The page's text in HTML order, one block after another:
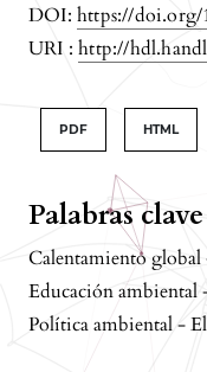
Palabras clave
Calentamiento global
Educación ambiental
Política ambiental -
DOI: https://doi.org/
URI :http://
PDF HTML